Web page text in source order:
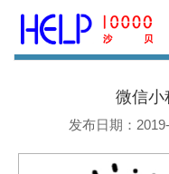
帮助中心
微信小
发布日期：